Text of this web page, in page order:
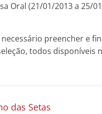
Oral (21/01/2013 a 25/
preencher e
todos disponíveis
das Setas